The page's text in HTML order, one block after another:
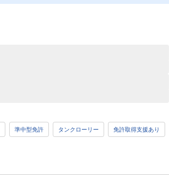
準中型免許 タンクローリー 免許取得支援あり